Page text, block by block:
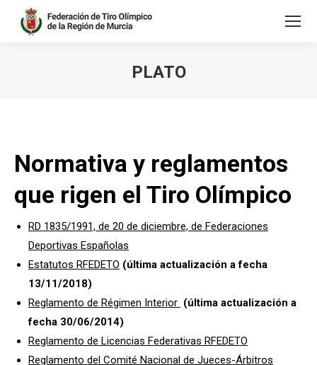
PLATO
Normativa y reglamentos
que rigen el Tiro Olímpico
RD 1835/1991, de 20 de diciembre, de Federaciones
Deportivas Españolas
Estatutos RFEDETO (última actualización a fecha
13/11/2018)
Reglamento de Régimen Interior (última actualización a
fecha 30/06/2014)
Reglamento de Licencias Federativas RFEDETO
Reglamento del Comité Nacional de Jueces-Árbitros